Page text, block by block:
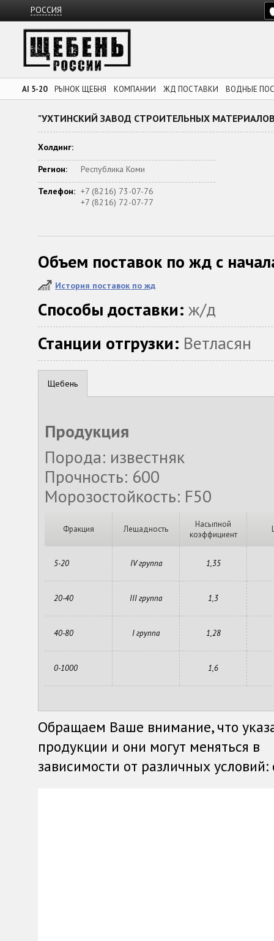
РОССИЯ
AI 5-20 РЫНОК ЩЕБНЯ КОМПАНИИ ЖД ПОСТАВКИ ВОДНЫЕ
"УХТИНСКИЙ ЗАВОД СТРОИТЕЛЬНЫХ
Холдинг:
Регион:
Республика Коми
Телефон: +7 (8216) 73-07-76
+7 (8216) 72-07-77
Объем поставок по жд с
История поставок по жд
Способы доставки: ж/д
Станции отгрузки: Ветласян
Щебень
Продукция
Порода: известняк
Прочность: 600
Морозостойкость: F50
Фракция Лещадность
Насыпной
коэффициент
5-20 IV группа 1,35
20-40 III группа 1,3
40-80 I группа 1,28
0-1000 1,6
Обращаем Ваше внимание, что
продукции и они могут меняться в
зависимости от различных